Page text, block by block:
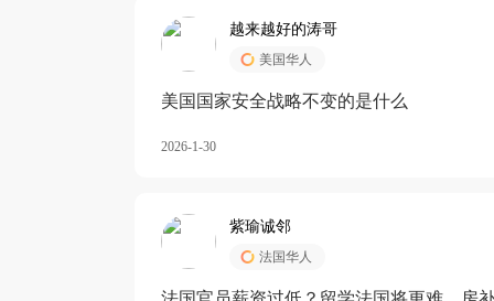
越来越好的涛哥
美国华人
美国国家安全战略不变的是什么
2026-1-30
紫瑜诚邻
法国华人